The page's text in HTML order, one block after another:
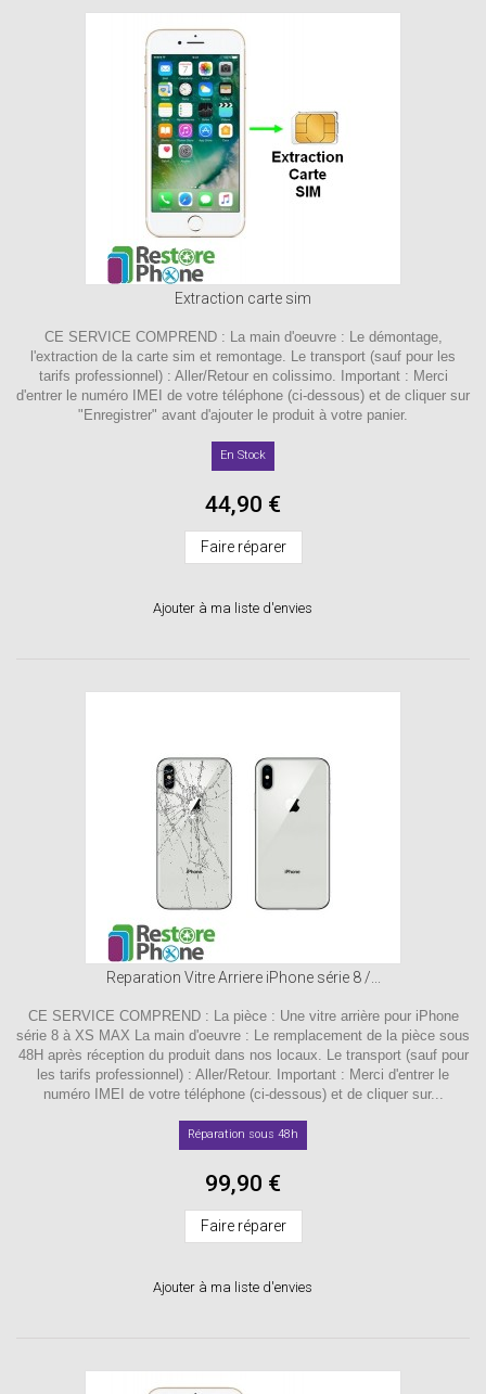
Extraction carte sim
CE SERVICE COMPREND : La main d'oeuvre : Le démontage,
l'extraction de la carte sim et remontage. Le transport (sauf pour les
tarifs professionnel) : Aller/Retour en colissimo. Important : Merci
d'entrer le numéro IMEI de votre téléphone (ci-dessous) et de cliquer sur
"Enregistrer" avant d'ajouter le produit à votre panier.
En Stock
44,90 €
Faire réparer
Ajouter à ma liste d'envies
Reparation Vitre Arriere iPhone série 8 /...
CE SERVICE COMPREND : La pièce : Une vitre arrière pour iPhone
série 8 à XS MAX La main d'oeuvre : Le remplacement de la pièce sous
48H après réception du produit dans nos locaux. Le transport (sauf pour
les tarifs professionnel) : Aller/Retour. Important : Merci d'entrer le
numéro IMEI de votre téléphone (ci-dessous) et de cliquer sur...
Réparation sous 48h
99,90 €
Faire réparer
Ajouter à ma liste d'envies